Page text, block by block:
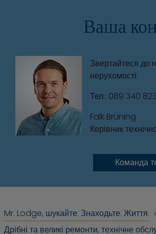
Ваша
Звертайтеся до
нерухомості.
Тел.: 089 340
Falk Brüning
Керівник
Команда
Mr. Lodge, шукайте. Знаходьте. Життя.
Дрібні та великі ремонти, технічне